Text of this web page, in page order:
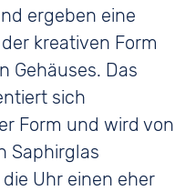
ergeben eine
kreativen Form
Gehäuses. Das
sich
Form und wird von
Saphirglas
Uhr einen eher